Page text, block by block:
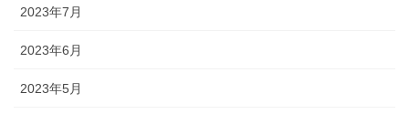
2023年7月
2023年6月
2023年5月